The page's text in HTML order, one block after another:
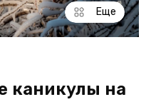
Еще
каникулы на